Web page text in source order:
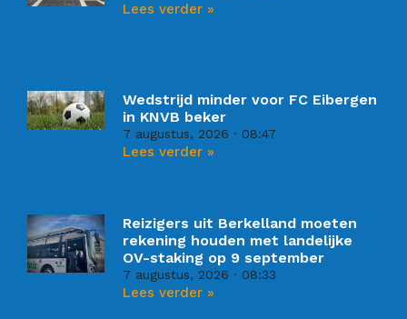
Lees verder »
Wedstrijd minder voor FC Eibergen
in KNVB beker
7 augustus, 2026 08:47
Lees verder »
Reizigers uit Berkelland moeten
rekening houden met landelijke
OV-staking op 9 september
7 augustus, 2026 08:33
Lees verder »